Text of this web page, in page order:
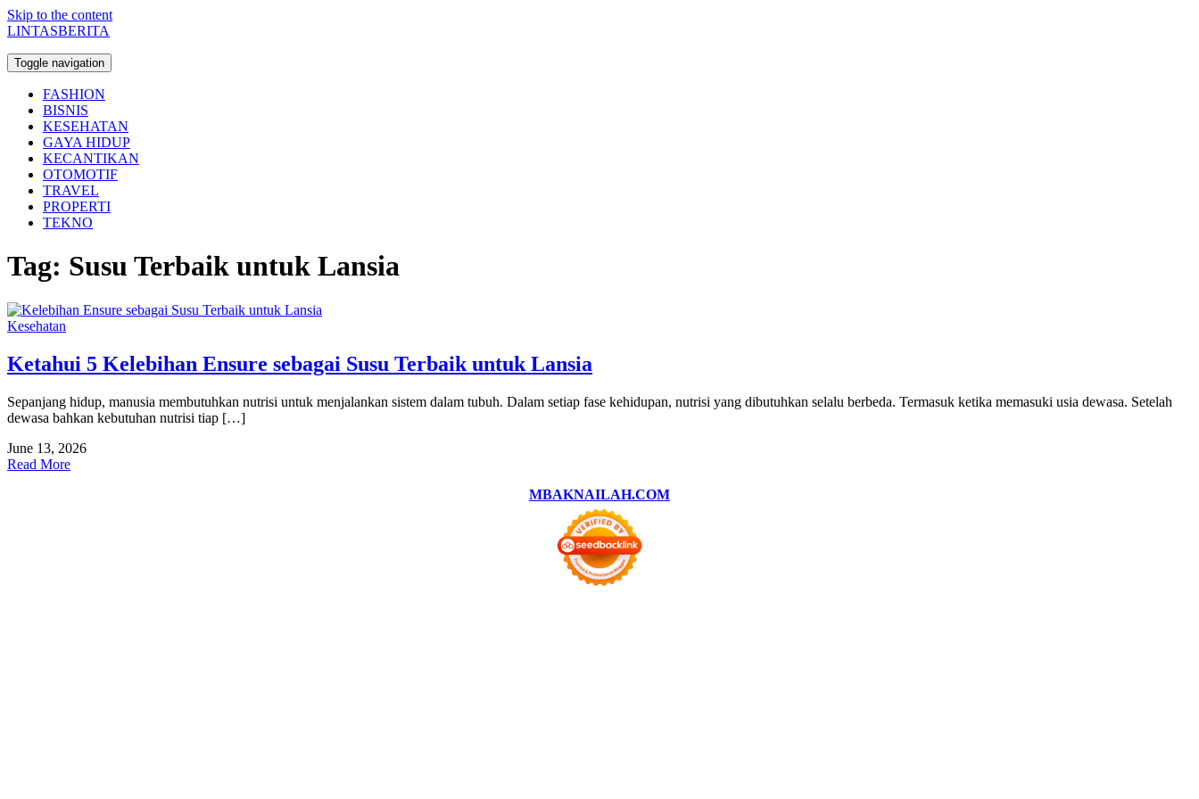
Skip to the content
LINTASBERITA
Toggle navigation
FASHION
BISNIS
KESEHATAN
GAYA HIDUP
KECANTIKAN
OTOMOTIF
TRAVEL
PROPERTI
TEKNO
Tag: Susu Terbaik untuk Lansia
Kesehatan
Ketahui 5 Kelebihan Ensure sebagai Susu Terbaik untuk Lansia
Sepanjang hidup, manusia membutuhkan nutrisi untuk menjalankan sistem dalam tubuh. Dalam setiap fase kehidupan, nutrisi yang dibutuhkan selalu berbeda. Termasuk ketika memasuki usia dewasa. Setelah
dewasa bahkan kebutuhan nutrisi tiap […]
June 13, 2026
Read More
MBAKNAILAH.COM